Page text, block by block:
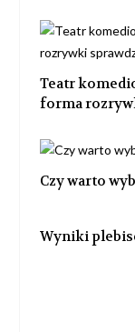
Teatr
forma
Czy warto
Wyniki